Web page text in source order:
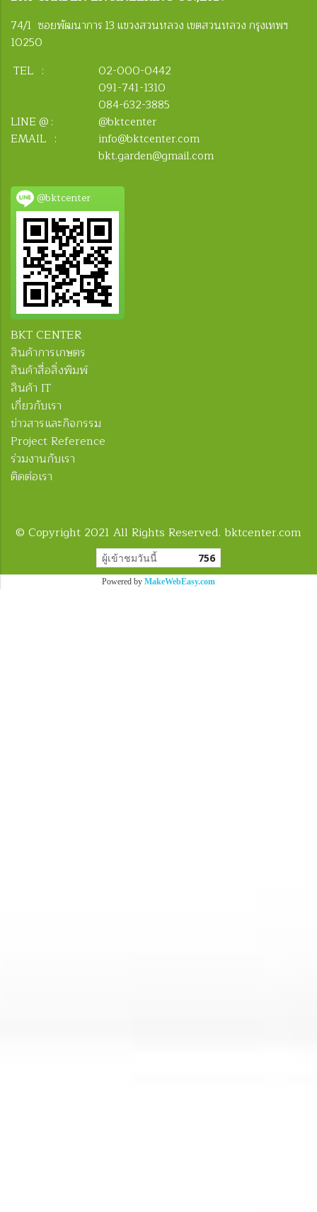
74/1 ซอยพัฒนาการ 13 แขวงสวนหลวง เขตสวนหลวง กรุงเทพฯ
10250
TEL :
02-000-0442
091-741-1310
084-632-3885
LINE @ :
@bktcenter
EMAIL :
info@bktcenter.com
bkt.garden@gmail.com
@bktcenter
BKT CENTER
สินค้าการเกษตร
สินค้าสื่อสิ่งพิมพ์
สินค้า IT
เกี่ยวกับเรา
ข่าวสารและกิจกรรม
Project Reference
ร่วมงานกับเรา
ติดต่อเรา
© Copyright 2021 All Rights Reserved. bktcenter.com
ผู้เข้าชมวันนี้ 756
Powered by MakeWebEasy.com